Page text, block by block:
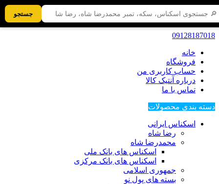
09128187018
خانه
فروشگاه
حساب کاربری من
درباره آنتیک کالا
تماس با ما
دسته بندی محصولات
اسکناس ایرانی
رضا شاه
محمدرضا شاه
اسکناس های بانک ملی
اسکناس های بانک مرکزی
جمهوری اسلامی
بسته های پول نو
جستجو